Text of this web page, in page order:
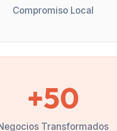
Compromiso Local
+50
Transformados